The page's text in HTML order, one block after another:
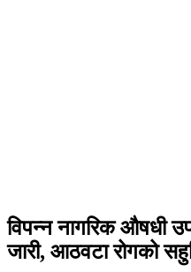
विपन्न नागरिक औषधी
जारी, आठवटा रोगको